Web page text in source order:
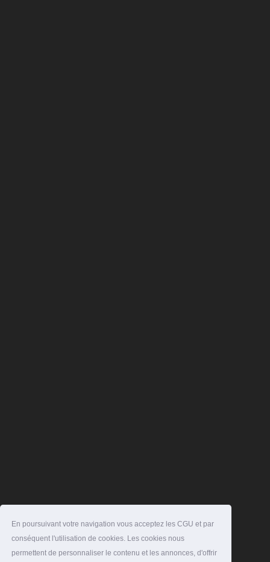
En poursuivant votre navigation vous acceptez les CGU et par
conséquent l'utilisation de cookies. Les cookies nous
permettent de personnaliser le contenu et les annonces, d'offrir